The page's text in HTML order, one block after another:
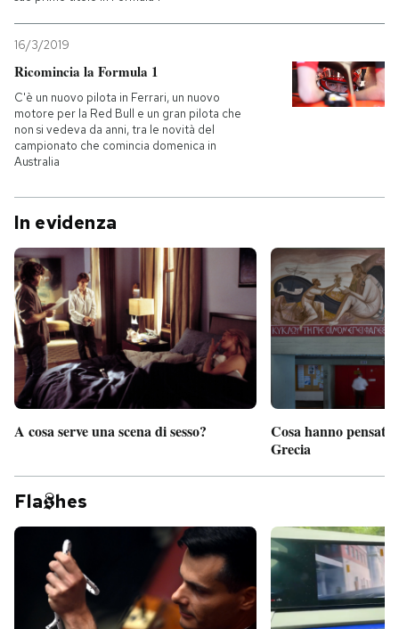
16/3/2019
Ricomincia la Formula 1
C'è un nuovo pilota in Ferrari, un nuovo
motore per la Red Bull e un gran pilota che
non si vedeva da anni, tra le novità del
campionato che comincia domenica in
Australia
In evidenza
A cosa serve una scena di sesso?
Cosa hanno pensato
Grecia
Fla hes